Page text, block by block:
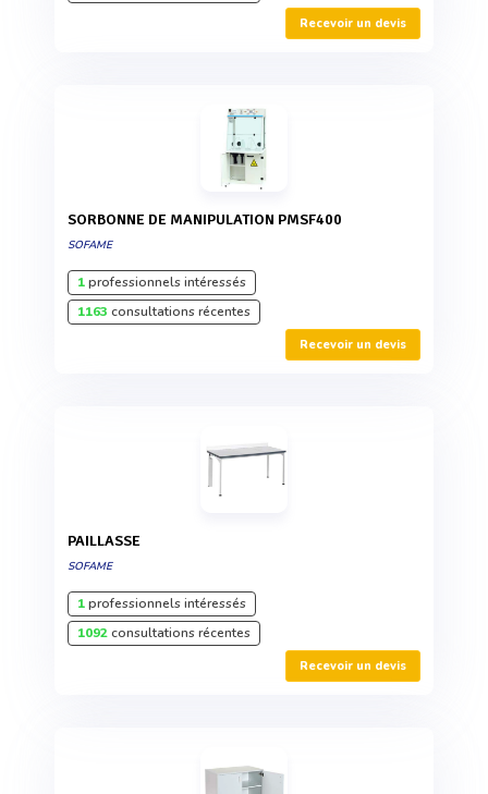
Recevoir un devis
SORBONNE DE MANIPULATION PMSF400
SOFAME
1professionnels intéressés
1163 consultations récentes
Recevoir un devis
PAILLASSE
SOFAME
1professionnels intéressés
1092consultations récentes
Recevoir un devis